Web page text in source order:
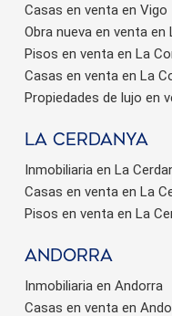
Casas en venta en Vigo
Obra nueva en venta en
Pisos en venta en La
Casas en venta en La
Propiedades de lujo en
La Cerdanya
Inmobiliaria en La
Casas en venta en La
Pisos en venta en La
Andorra
Inmobiliaria en Andorra
Casas en venta en